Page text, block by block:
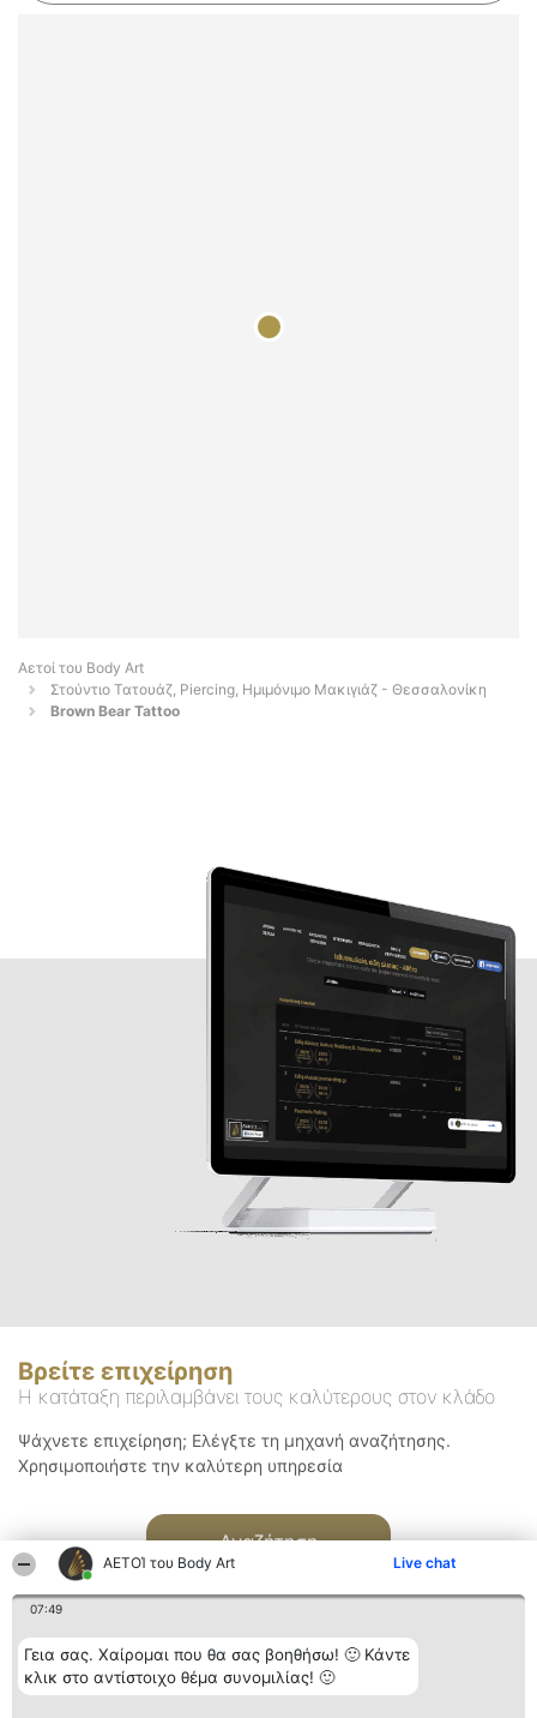
ΑΕΤΟΊ του Body Art Live chat
07:49
Γεια σας. Χαίρομαι που θα σας βοηθήσω! 🙂 Κάντε
κλικ στο αντίστοιχο θέμα συνομιλίας! 🙂
Αετοί του Body Art
Στούντιο Τατουάζ, Piercing, Ημιμόνιμο Μακιγιάζ - Θεσσαλονίκη
Brown Bear Tattoo
Βρείτε επιχείρηση
Η κατάταξη περιλαμβάνει τους καλύτερους στον κλάδο
Ψάχνετε επιχείρηση; Ελέγξτε τη μηχανή αναζήτησης.
Χρησιμοποιήστε την καλύτερη υπηρεσία
Αναζήτηση